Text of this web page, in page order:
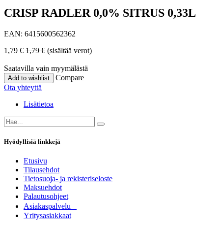
CRISP RADLER 0,0% SITRUS 0,33L
EAN: 6415600562362
1,79 € 1,79€ (sisältää verot)
Saatavilla vain myymälästä
Add to wishlist
Compare
Ota yhteyttä
Lisätietoa
Hyödyllisiä linkkejä
Etusivu
Tilausehdot
Tietosuoja- ja rekisteriseloste
Maksuehdot
Palautusohjeet
Asia​k​aspalvelu
​Yritysasiakkaat